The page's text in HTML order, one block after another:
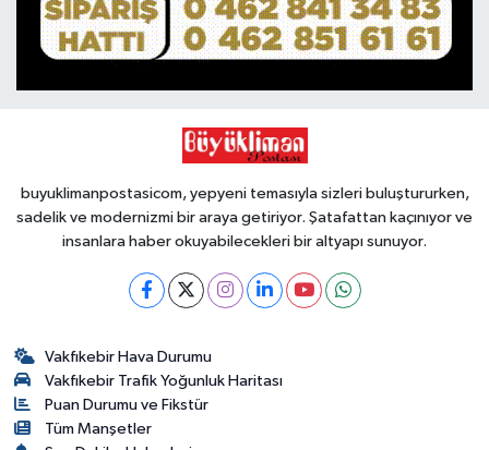
buyuklimanpostasicom, yepyeni temasıyla sizleri buluştururken,
sadelik ve modernizmi bir araya getiriyor. Şatafattan kaçınıyor ve
insanlara haber okuyabilecekleri bir altyapı sunuyor.
Vakfıkebir Hava Durumu
Vakfıkebir Trafik Yoğunluk Haritası
Puan Durumu ve Fikstür
Tüm Manşetler